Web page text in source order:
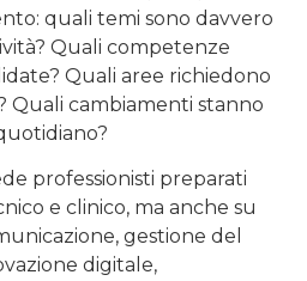
quali temi sono davvero
Quali competenze
Quali aree richiedono
Quali cambiamenti stanno
professionisti preparati
e clinico, ma anche su
gestione del
digitale,